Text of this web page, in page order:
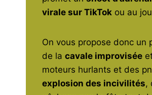
o
p
virale sur TikTok ou au
On vous propose donc un
de la cavale improvisée
moteurs hurlants et des
explosion des incivilités,